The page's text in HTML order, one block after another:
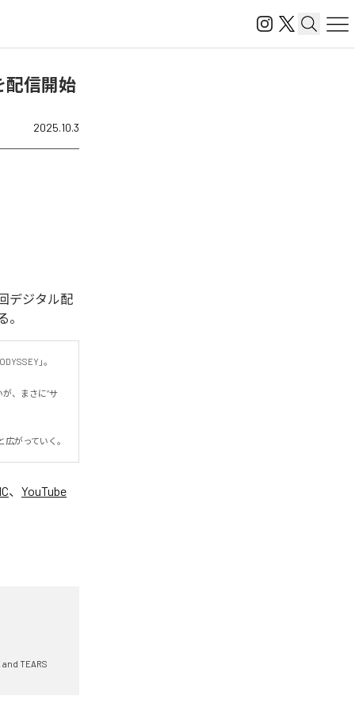
配信開始
2025.10.3
デジタル配
。
」。
、まさに“サ
がっていく。
、 YouTube
and TEARS